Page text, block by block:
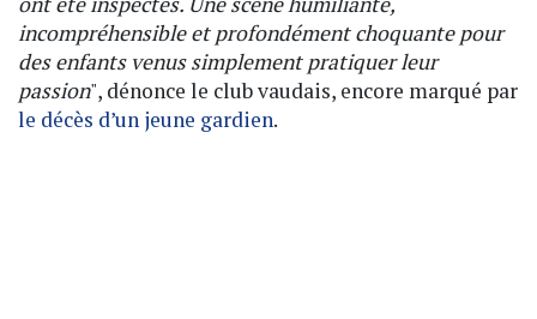
incompréhensible et profondément choquante pour
des enfants venus simplement pratiquer leur
passion", dénonce le club vaudais, encore marqué par
le décès d’un jeune gardien.